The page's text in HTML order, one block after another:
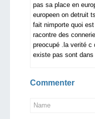
pas sa place en
europeen on detruit
fait nimporte quoi
racontre des
preocupé .la verité c
existe pas sont dans
Commenter